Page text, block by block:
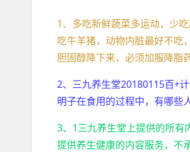
1、多吃新鲜蔬菜多运动，少
吃牛羊猪，动物内脏最好不吃
胆固醇降下来，必须加服降脂
2、三九养生堂20180115百+
明子在食用的过程中，有哪些
3、1三九养生堂上提供的所有
提供养生健康的内容服务，不